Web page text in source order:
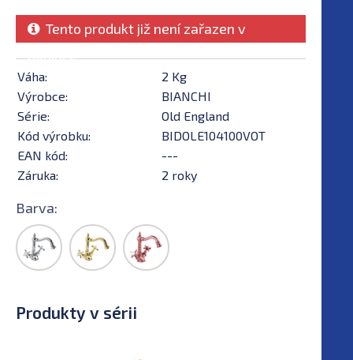
Tento produkt již není zařazen v
nabídce
Váha:
2 Kg
Výrobce:
BIANCHI
Série:
Old England
Kód výrobku:
BIDOLE104100VOT
EAN kód:
---
Záruka:
2 roky
Barva:
Produkty v sérii